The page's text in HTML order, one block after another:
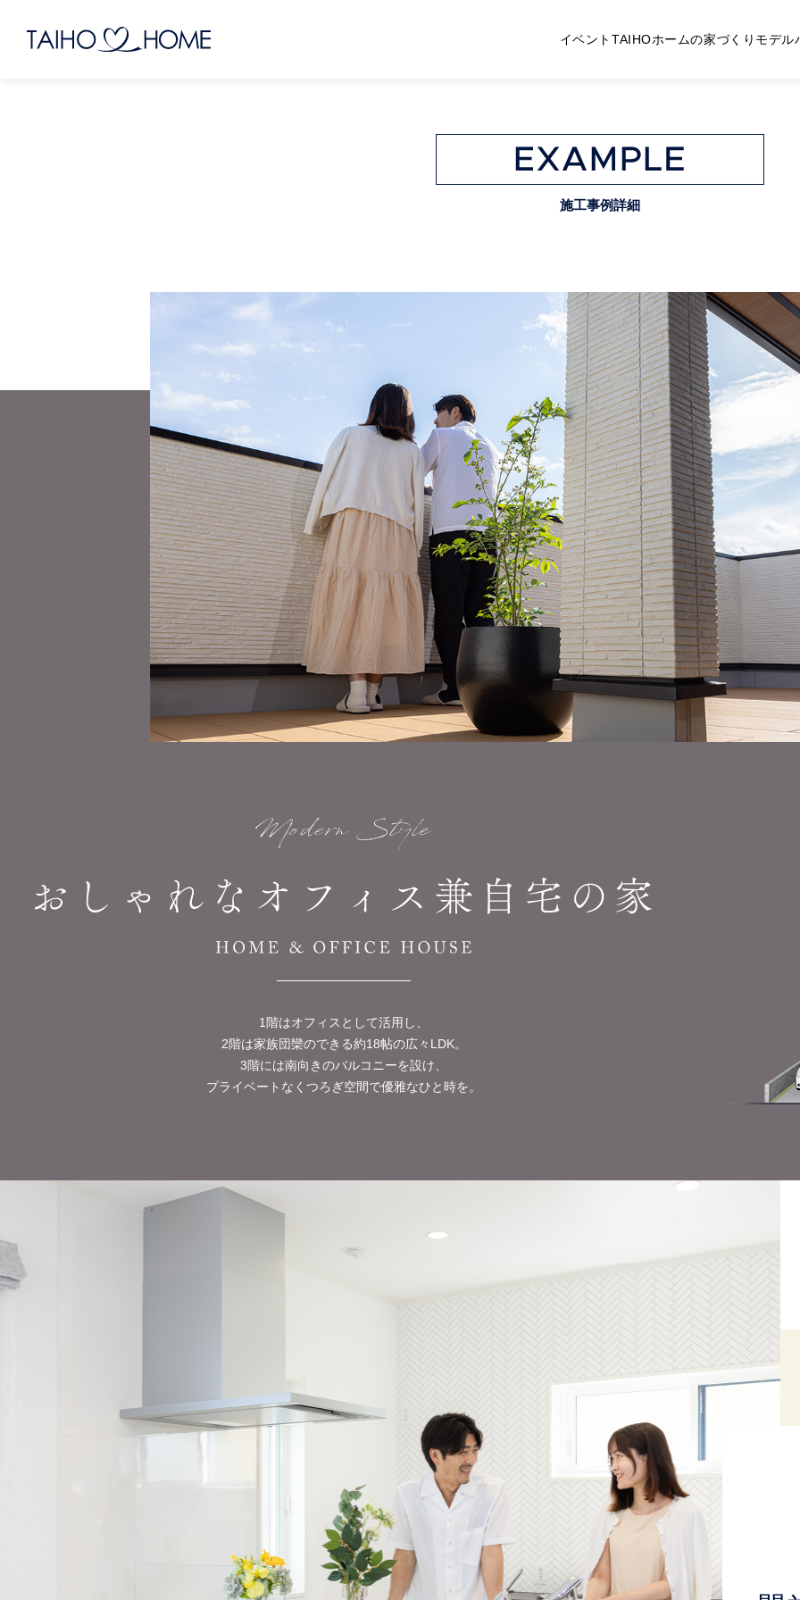
イベント TAIHOホームの家づくり モデル
施工事例詳細
1階はオフィスとして活用し、
2階は家族団欒のできる約18帖の広々LDK。
3階には南向きのバルコニーを設け、
プライベートなくつろぎ空間で優雅なひと時を。